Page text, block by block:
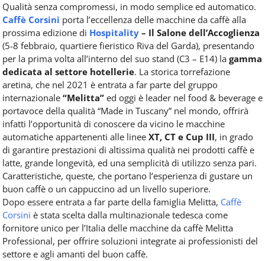
Qualità senza compromessi, in modo semplice ed automatico.
Caffè Corsini porta l’eccellenza delle macchine da caffè alla
prossima edizione di Hospitality – Il Salone dell’Accoglienza
(5-8 febbraio, quartiere fieristico Riva del Garda), presentando
per la prima volta all’interno del suo stand (C3 – E14) la gamma
dedicata al settore hotellerie. La storica torrefazione
aretina, che nel 2021 è entrata a far parte del gruppo
internazionale “Melitta” ed oggi è leader nel food & beverage e
portavoce della qualità “Made in Tuscany” nel mondo, offrirà
infatti l’opportunità di conoscere da vicino le macchine
automatiche appartenenti alle linee XT, CT e Cup III, in grado
di garantire prestazioni di altissima qualità nei prodotti caffè e
latte, grande longevità, ed una semplicità di utilizzo senza pari.
Caratteristiche, queste, che portano l’esperienza di gustare un
buon caffè o un cappuccino ad un livello superiore.
Dopo essere entrata a far parte della famiglia Melitta, Caffè
Corsini è stata scelta dalla multinazionale tedesca come
fornitore unico per l’Italia delle macchine da caffè Melitta
Professional, per offrire soluzioni integrate ai professionisti del
settore e agli amanti del buon caffè.